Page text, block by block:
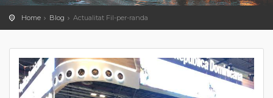
Home Blog Actualitat Fil-per-randa